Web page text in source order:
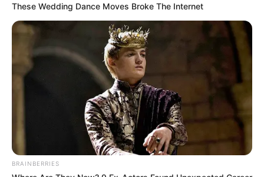
These Wedding Dance Moves Broke The Internet
BRAINBERRIES